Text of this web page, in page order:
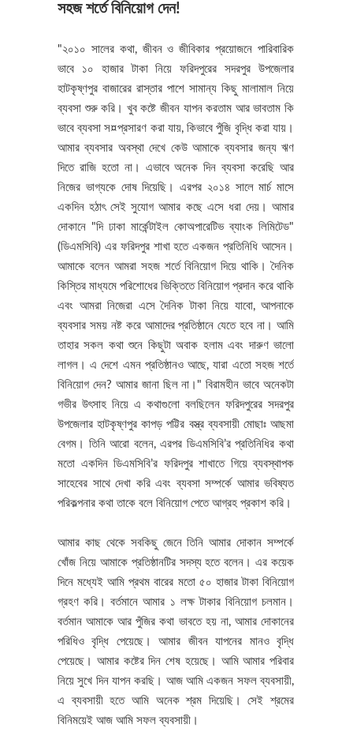
সহজ শর্তে বিনিয়োগ দেন!
"২০১০ সালের কথা, জীবন ও জীবিকার প্রয়োজনে পারিবারিক
ভাবে ১০ হাজার টাকা নিয়ে ফরিদপুরের সদরপুর উপজেলার
হাটকৃষ্ণপুর বাজারের রাস্তার পাশে সামান্য কিছু মালামাল নিয়ে
ব্যবসা শুরু করি। খুব কষ্টে জীবন যাপন করতাম আর ভাবতাম কি
ভাবে ব্যবসা স¤প্রসারণ করা যায়, কিভাবে পুঁজি বৃদ্ধি করা যায়।
আমার ব্যবসার অবস্থা দেখে কেউ আমাকে ব্যবসার জন্য ঋণ
দিতে রাজি হতো না। এভাবে অনেক দিন ব্যবসা করেছি আর
নিজের ভাগ্যকে দোষ দিয়েছি। এরপর ২০১৪ সালে মার্চ মাসে
একদিন হঠাৎ সেই সুযোগ আমার কছে এসে ধরা দেয়। আমার
দোকানে "দি ঢাকা মার্কেন্টাইল কোঅপারেটিভ ব্যাংক লিমিটেড"
(ডিএমসিবি) এর ফরিদপুর শাখা হতে একজন প্রতিনিধি আসেন।
আমাকে বলেন আমরা সহজ শর্তে বিনিয়োগ দিয়ে থাকি। দৈনিক
কিস্তির মাধ্যমে পরিশোধের ভিক্তিতে বিনিয়োগ প্রদান করে থাকি
এবং আমরা নিজেরা এসে দৈনিক টাকা নিয়ে যাবো, আপনাকে
ব্যবসার সময় নষ্ট করে আমাদের প্রতিষ্ঠানে যেতে হবে না। আমি
তাহার সকল কথা শুনে কিছুটা অবাক হলাম এবং দারুণ ভালো
লাগল। এ দেশে এমন প্রতিষ্ঠানও আছে, যারা এতো সহজ শর্তে
বিনিয়োগ দেন? আমার জানা ছিল না।" বিরামহীন ভাবে অনেকটা
গভীর উৎসাহ নিয়ে এ কথাগুলো বলছিলেন ফরিদপুরের সদরপুর
উপজেলার হাটকৃষ্ণপুর কাপড় পট্টির বস্ত্র ব্যবসায়ী মোছাঃ আছমা
বেগম। তিনি আরো বলেন, এরপর ডিএমসিবি’র প্রতিনিধির কথা
মতো একদিন ডিএমসিবি’র ফরিদপুর শাখাতে গিয়ে ব্যবস্থাপক
সাহেবের সাথে দেখা করি এবং ব্যবসা সম্পর্কে আমার ভবিষ্যত
পরিকল্পনার কথা তাকে বলে বিনিয়োগ পেতে আগ্রহ প্রকাশ করি।
আমার কাছ থেকে সবকিছু জেনে তিনি আমার দোকান সম্পর্কে
খোঁজ নিয়ে আমাকে প্রতিষ্ঠানটির সদস্য হতে বলেন। এর কয়েক
দিনে মধ্যেই আমি প্রথম বারের মতো ৫০ হাজার টাকা বিনিয়োগ
গ্রহণ করি। বর্তমানে আমার ১ লক্ষ টাকার বিনিয়োগ চলমান।
বর্তমান আমাকে আর পুঁজির কথা ভাবতে হয় না, আমার দোকানের
পরিধিও বৃদ্ধি পেয়েছে। আমার জীবন যাপনের মানও বৃদ্ধি
পেয়েছে। আমার কষ্টের দিন শেষ হয়েছে। আমি আমার পরিবার
নিয়ে সুখে দিন যাপন করছি। আজ আমি একজন সফল ব্যবসায়ী,
এ ব্যবসায়ী হতে আমি অনেক শ্রম দিয়েছি। সেই শ্রমের
বিনিময়েই আজ আমি সফল ব্যবসায়ী।